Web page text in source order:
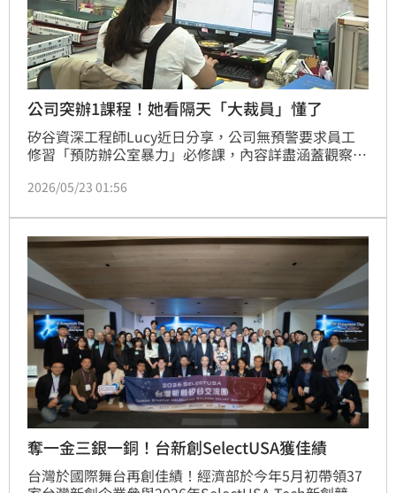
公司突辦1課程！她看隔天「大裁員」懂了
矽谷資深工程師Lucy近日分享，公司無預警要求員工
修習「預防辦公室暴力」必修課，內容詳盡涵蓋觀察同
令人驚訝的是，課程結束隔天公司便爆發大規模裁員，
旨在避免遭裁員者產生過激報復行為。貼文引發熱議，
許多網友表示矽谷企業近期頻傳類似安排，反映出科技
業景氣寒冬下的職場安全隱憂。
2026/05/23 01:56
奪一金三銀一銅！台新創SelectUSA獲佳績
台灣於國際舞台再創佳績！經濟部於今年5月初帶領37